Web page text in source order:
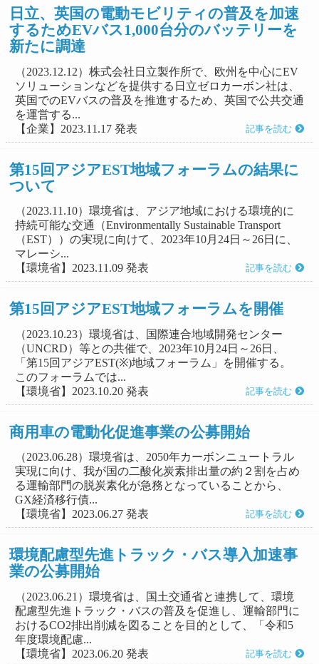
日立、英国の電動モビリティの普及を加速
するためEVバス1,000台分のバッテリーを
新たに調達
（2023.12.12）株式会社日立製作所で、欧州を中心にEV
ソリューションなどを提供する日立ゼロカーボン社は、
英国でのEVバスの普及を推進するため、英国で公共交通
を運営する...
【企業】2023.11.17 発表
記事を読む
第15回アジアEST地域フォーラムの結果に
ついて
（2023.11.10）環境省は、アジア地域における環境的に
持続可能な交通（Environmentally Sustainable Transport
（EST））の実現に向けて、2023年10月24日～26日に、
マレーシ...
【環境省】2023.11.09 発表
記事を読む
第15回アジアEST地域フォーラムを開催
（2023.10.23）環境省は、国際連合地域開発センター
（UNCRD）等との共催で、2023年10月24日～26日、
「第15回アジアEST(※)地域フォーラム」を開催する。
このフォーラムでは...
【環境省】2023.10.20 発表
記事を読む
商用車の電動化促進事業の公募開始
（2023.06.28）環境省は、2050年カーボンニュートラル
実現に向け、我が国の二酸化炭素排出量の約２割を占め
る運輸部門の脱炭素化が急務となっていることから、
GX経済移行債...
【環境省】2023.06.27 発表
記事を読む
環境配慮型先進トラック・バス導入加速事
業の公募開始
（2023.06.21）環境省は、国土交通省と連携して、環境
配慮型先進トラック・バスの普及を促進し、運輸部門に
おけるCO2排出削減を図ることを目的として、「令和5
年度環境配慮...
【環境省】2023.06.20 発表
記事を読む